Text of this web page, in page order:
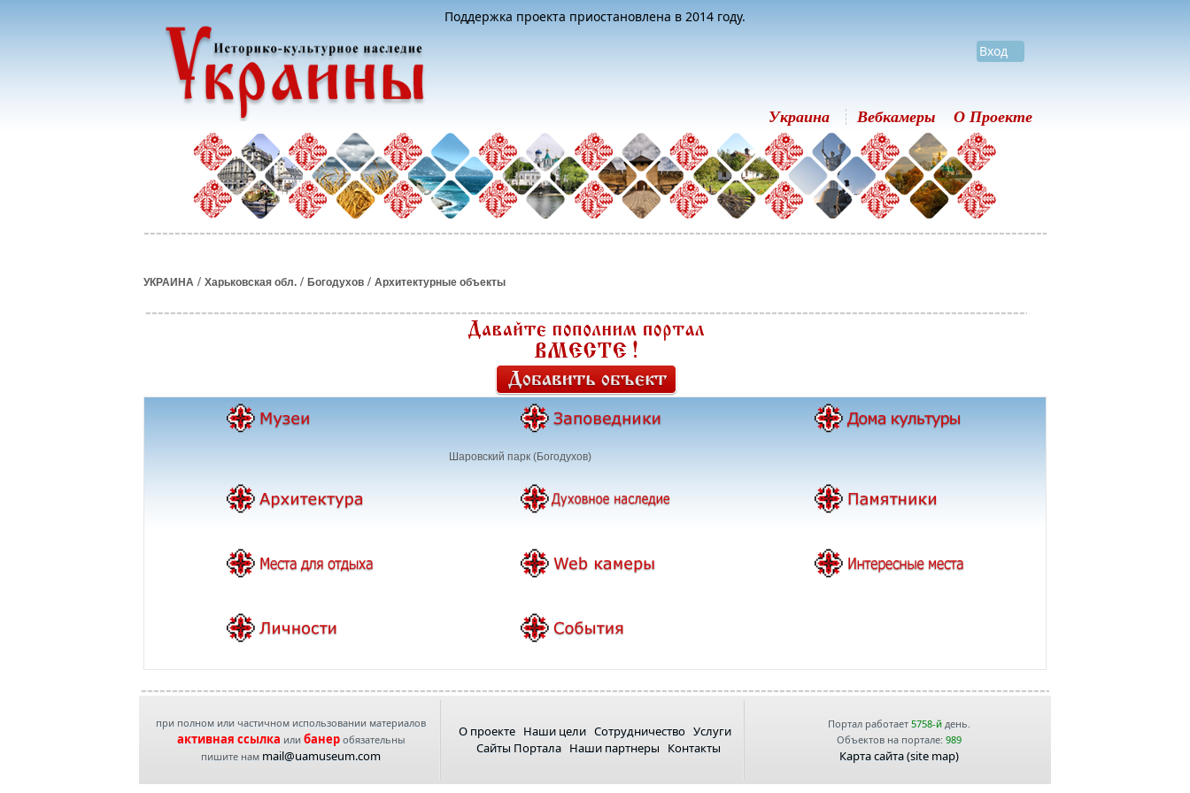
Поддержка проекта приостановлена в 2014 году.
Вход
Украина Вебкамеры О Проекте
УКРАИНА / Харьковская обл. / Богодухов / Архитектурные объекты
Шаровский парк (Богодухов)
при полном или частичном использовании материалов
активная ссылка или банеробязательны
пишите нам mail@uamuseum.com
О проекте Наши цели Сотрудничество Услуги
Сайты Портала Наши партнеры Контакты
Портал работает 5758-йдень.
Объектов на портале: 989
Карта сайта (site map)